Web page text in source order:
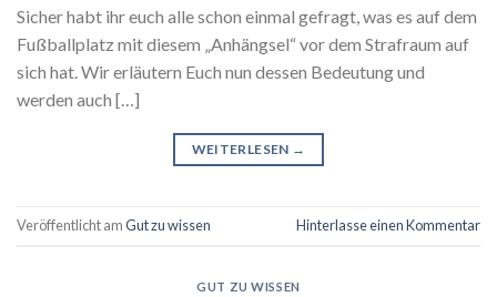
Sicher habt ihr euch alle schon einmal gefragt, was es auf dem
Fußballplatz mit diesem „Anhängsel“ vor dem Strafraum auf
sich hat. Wir erläutern Euch nun dessen Bedeutung und
werden auch […]
WEITERLESEN →
Veröffentlicht amGut zu wissen Hinterlasse einen Kommentar
GUT ZU WISSEN